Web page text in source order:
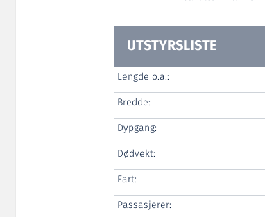
UTSTYRSLISTE
Lengde o.a.:
Bredde:
Dypgang:
Dødvekt:
Fart:
Passasjerer: